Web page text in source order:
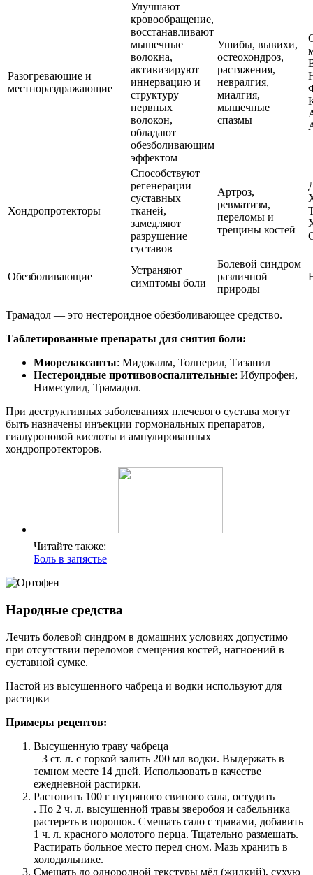
Разогревающие и
местнораздражающие
Улучшают
кровообращение,
восстанавливают
мышечные
волокна,
активизируют
иннервацию и
структуру
нервных
волокон,
обладают
обезболивающим
эффектом
Ушибы, вывихи,
остеохондроз,
растяжения,
невралгия,
миалгия,
мышечные
спазмы
Хондропротекторы
Способствуют
регенерации
суставных
тканей,
замедляют
разрушение
суставов
Артроз,
ревматизм,
переломы и
трещины костей
Обезболивающие
Устраняют
симптомы боли
Болевой синдром
различной
природы
Трамадол — это нестероидное обезболивающее средство.
Таблетированные препараты для снятия боли:
Миорелаксанты: Мидокалм, Толперил, Тизанил
Нестероидные противовоспалительные: Ибупрофен,
Нимесулид, Трамадол.
При деструктивных заболеваниях плечевого сустава могут
быть назначены инъекции гормональных препаратов,
гиалуроновой кислоты и ампулированных
хондропротекторов.
Читайте также:
Боль в запястье
Народные средства
Лечить болевой синдром в домашних условиях допустимо
при отсутствии переломов смещения костей, нагноений в
суставной сумке.
Настой из высушенного чабреца и водки используют для
растирки
Примеры рецептов:
Высушенную траву чабреца
– 3 ст. л. с горкой залить 200 мл водки. Выдержать в
темном месте 14 дней. Использовать в качестве
ежедневной растирки.
Растопить 100 г нутряного свиного сала, остудить
. По 2 ч. л. высушенной травы зверобоя и сабельника
растереть в порошок. Смешать сало с травами, добавить
1 ч. л. красного молотого перца. Тщательно размешать.
Растирать больное место перед сном. Мазь хранить в
холодильнике.
Смешать до однородной текстуры мёд (жидкий), сухую